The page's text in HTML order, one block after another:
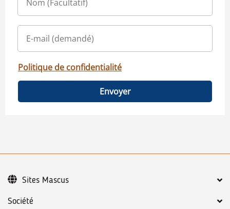
Politique de confidentialité
Envoyer
Société
Sites Mascus